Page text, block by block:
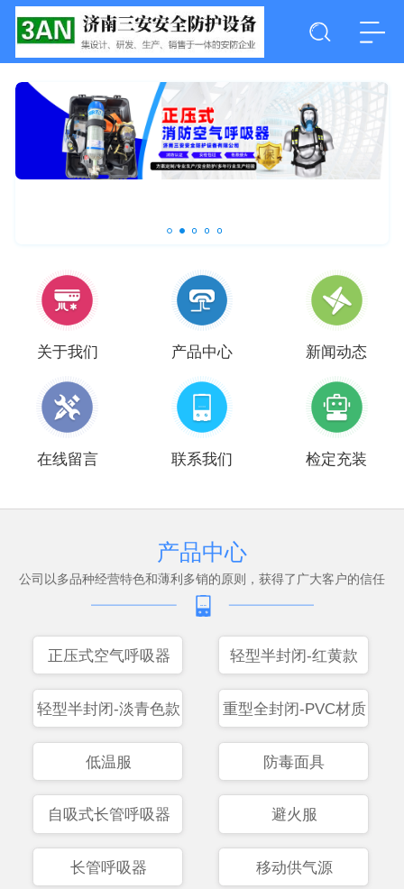
关于我们 产品中心 新闻动态
在线留言 联系我们 检定充装
产品中心
公司以多品种经营特色和薄利多销的原则，获得了广大客户的信任
正压式空气呼吸器 轻型半封闭-红黄款
轻型半封闭-淡青色款 重型全封闭-PVC材质
低温服 防毒面具
自吸式长管呼吸器 避火服
长管呼吸器 移动供气源